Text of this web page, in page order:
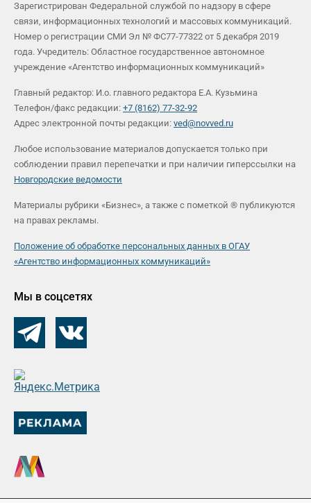
Зарегистрирован Федеральной службой по надзору в сфере
связи, информационных технологий и массовых коммуникаций.
Номер о регистрации СМИ Эл № ФС77-77322 от 5 декабря 2019
года. Учредитель: Областное государственное автономное
учреждение «Агентство информационных коммуникаций»
Главный редактор: И.о. главного редактора Е.А. Кузьмина
Телефон/факс редакции: +7 (8162) 77-32-92
Адрес электронной почты редакции: ved@novved.ru
Любое использование материалов допускается только при
соблюдении правил перепечатки и при наличии гиперссылки на
Новгородские ведомости
Материалы рубрики «Бизнес», а также с пометкой ® публикуются
на правах рекламы.
Положение об обработке персональных данных в ОГАУ
«Агентство информационных коммуникаций»
Мы в соцсетях